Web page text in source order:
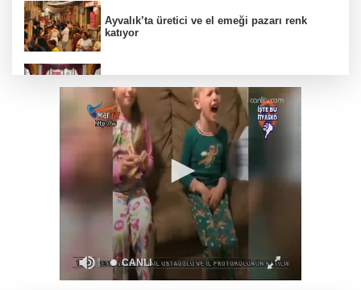
Ayvalık’ta üretici ve el emeği pazarı renk
katıyor
birliği
İpsala OSB'nin gelişimi için kritik ziyaret
Bursa Büyükşehir Harmancık’ta da yolları
yeniliyor
Ağrı'da toplu sünnet şöleni